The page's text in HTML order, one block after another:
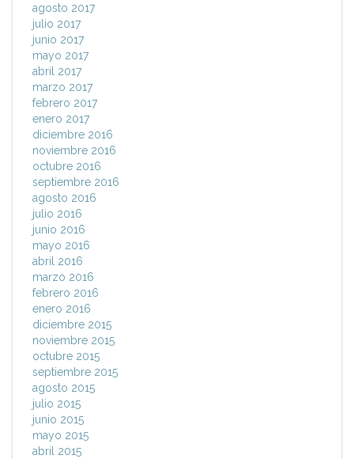
agosto 2017
julio 2017
junio 2017
mayo 2017
abril 2017
marzo 2017
febrero 2017
enero 2017
diciembre 2016
noviembre 2016
octubre 2016
septiembre 2016
agosto 2016
julio 2016
junio 2016
mayo 2016
abril 2016
marzo 2016
febrero 2016
enero 2016
diciembre 2015
noviembre 2015
octubre 2015
septiembre 2015
agosto 2015
julio 2015
junio 2015
mayo 2015
abril 2015